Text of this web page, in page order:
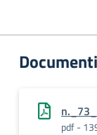
Documenti
pdf -